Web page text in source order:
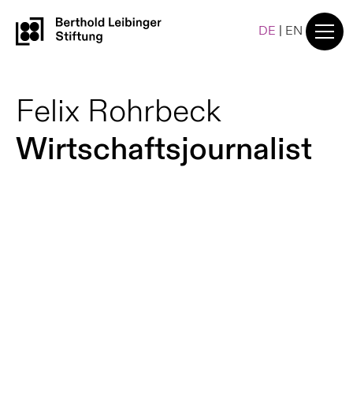
DE EN
Felix Rohrbeck
Wirtschaftsjournalist